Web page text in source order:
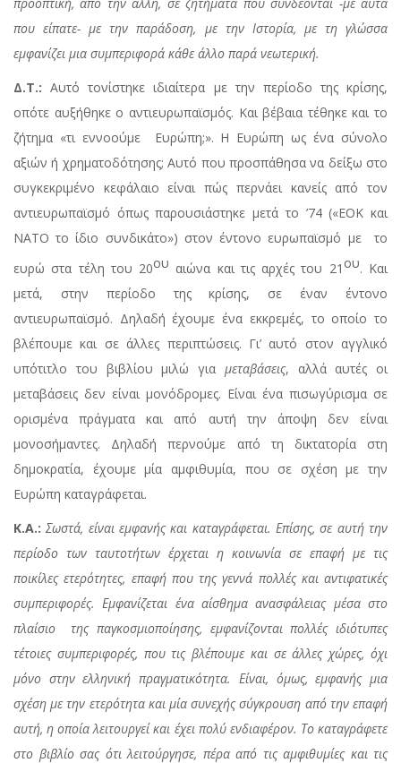
που είπατε- με την παράδοση, με την Ιστορία, με τη γλώσσα
εμφανίζει μια συμπεριφορά κάθε άλλο παρά νεωτερική.
Δ.Τ.: Αυτό τονίστηκε ιδιαίτερα με την περίοδο της κρίσης,
οπότε αυξήθηκε ο αντιευρωπαϊσμός. Και βέβαια τέθηκε και το
ζήτημα «τι εννοούμε Ευρώπη;». Η Ευρώπη ως ένα σύνολο
αξιών ή χρηματοδότησης; Αυτό που προσπάθησα να δείξω στο
συγκεκριμένο κεφάλαιο είναι πώς περνάει κανείς από τον
αντιευρωπαϊσμό όπως παρουσιάστηκε μετά το ’74 («ΕΟΚ και
ΝΑΤΟ το ίδιο συνδικάτο») στον έντονο ευρωπαϊσμό με το
ευρώ στα τέλη του 20ου αιώνα και τις αρχές του 21 ου. Και
μετά, στην περίοδο της κρίσης, σε έναν έντονο
αντιευρωπαϊσμό. Δηλαδή έχουμε ένα εκκρεμές, το οποίο το
βλέπουμε και σε άλλες περιπτώσεις. Γι’ αυτό στον αγγλικό
υπότιτλο του βιβλίου μιλώ για μεταβάσεις, αλλά αυτές οι
μεταβάσεις δεν είναι μονόδρομες. Είναι ένα πισωγύρισμα σε
ορισμένα πράγματα και από αυτή την άποψη δεν είναι
μονοσήμαντες. Δηλαδή περνούμε από τη δικτατορία στη
δημοκρατία, έχουμε μία αμφιθυμία, που σε σχέση με την
Ευρώπη καταγράφεται.
Κ.Α.: Σωστά, είναι εμφανής και καταγράφεται. Επίσης, σε αυτή την
περίοδο των ταυτοτήτων έρχεται η κοινωνία σε επαφή με τις
ποικίλες ετερότητες, επαφή που της γεννά πολλές και αντιφατικές
συμπεριφορές. Εμφανίζεται ένα αίσθημα ανασφάλειας μέσα στο
πλαίσιο της παγκοσμιοποίησης, εμφανίζονται πολλές ιδιότυπες
τέτοιες συμπεριφορές, που τις βλέπουμε και σε άλλες χώρες, όχι
μόνο στην ελληνική πραγματικότητα. Είναι, όμως, εμφανής μια
σχέση με την ετερότητα και μία συνεχής σύγκρουση από την επαφή
αυτή, η οποία λειτουργεί και έχει πολύ ενδιαφέρον. Το καταγράφετε
στο βιβλίο σας ότι λειτούργησε, πέρα από τις αμφιθυμίες και τις